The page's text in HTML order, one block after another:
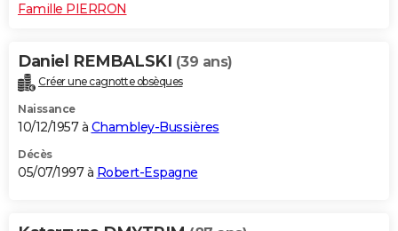
Famille PIERRON
Daniel REMBALSKI (39 ans)
Créer une cagnotte obsèques
Naissance
10/12/1957 à Chambley-Bussières
Décès
05/07/1997 à Robert-Espagne